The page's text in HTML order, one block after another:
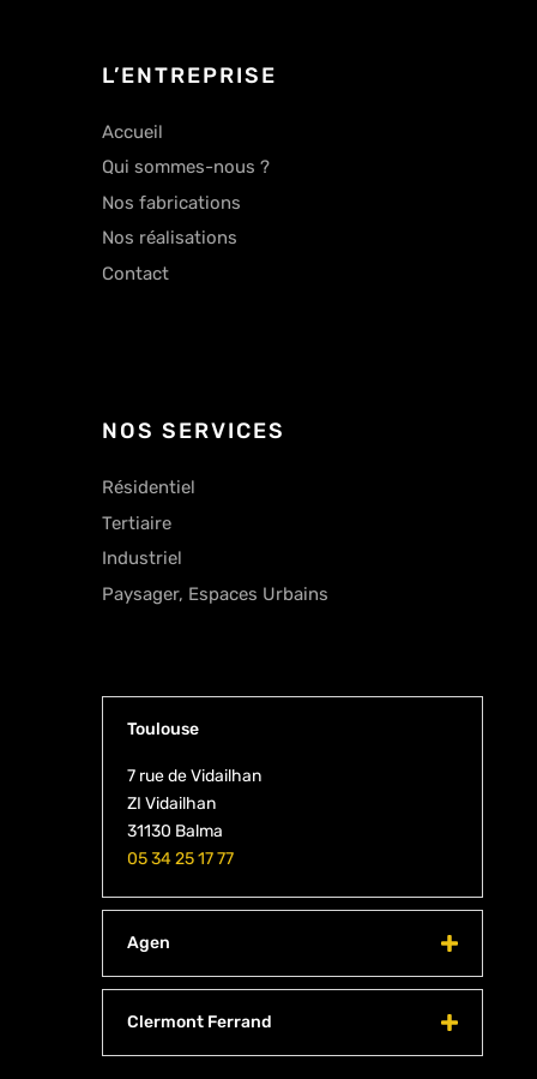
L’ENTREPRISE
Accueil
Qui sommes-nous ?
Nos fabrications
Nos réalisations
Contact
NOS SERVICES
Résidentiel
Tertiaire
Industriel
Paysager, Espaces Urbains
Toulouse
7 rue de Vidailhan
ZI Vidailhan
31130 Balma
05 34 25 17 77
Agen
Clermont Ferrand